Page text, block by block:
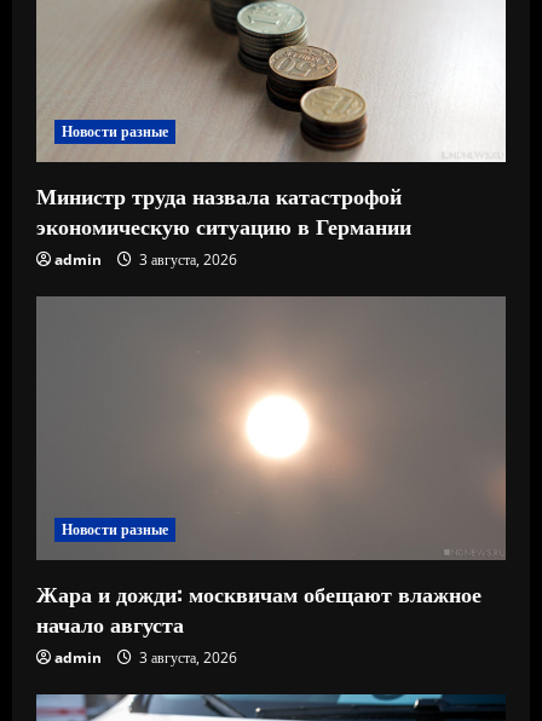
Новости разные
Министр труда назвала катастрофой
экономическую ситуацию в Германии
admin 3 августа, 2026
Новости разные
Жара и дожди: москвичам обещают влажное
начало августа
admin 3 августа, 2026